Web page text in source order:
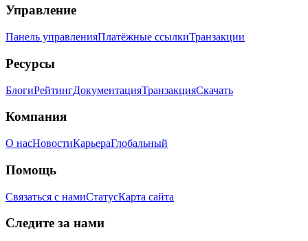
Управление
Панель управленияПлатёжные ссылкиТранзакции
Ресурсы
БлогиРейтингДокументацияТранзакцияСкачать
Компания
О насНовостиКарьераГлобальный
Помощь
Связаться с намиСтатусКарта сайта
Следите за нами